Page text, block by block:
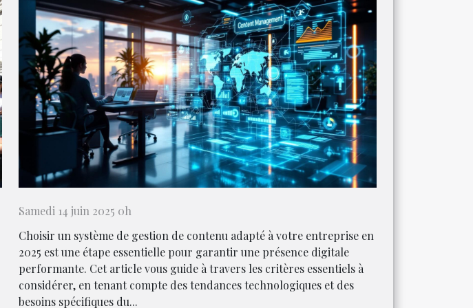
Samedi 14 juin 2025 0h
Choisir un système de gestion de contenu adapté à votre entreprise en
2025 est une étape essentielle pour garantir une présence digitale
performante. Cet article vous guide à travers les critères essentiels à
considérer, en tenant compte des tendances technologiques et des
besoins spécifiques du...